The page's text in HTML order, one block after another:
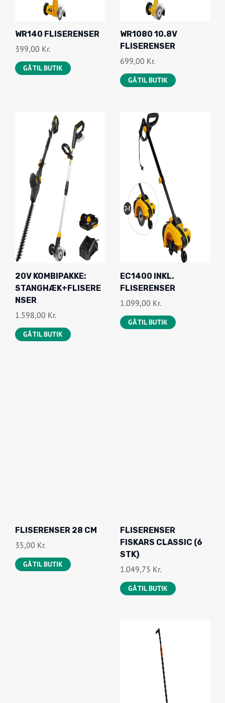
WR140 FLISERENSER
399,00 Kr.
GÅ TIL BUTIK
WR1080 10.8V
FLISERENSER
699,00 Kr.
GÅ TIL BUTIK
20V KOMBIPAKKE:
STANGHÆK+FLISERE
NSER
1.598,00 Kr.
GÅ TIL BUTIK
EC1400 INKL.
FLISERENSER
1.099,00 Kr.
GÅ TIL BUTIK
FLISERENSER 28 CM
35,00 Kr.
GÅ TIL BUTIK
FLISERENSER
FISKARS CLASSIC (6
STK)
1.049,75 Kr.
GÅ TIL BUTIK